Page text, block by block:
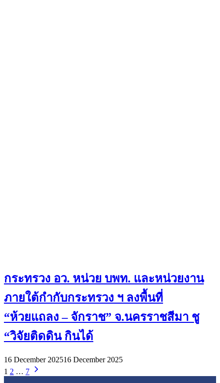
กระทรวง อว. หน่วย บพท. และหน่วยงาน
ภายใต้กำกับกระทรวง ฯ ลงพื้นที่
“ห้วยแถลง – จักราช” จ.นครราชสีมา ชู
“วิจัยติดดิน กินได้
16 December 202516 December 2025
1 2 … 7